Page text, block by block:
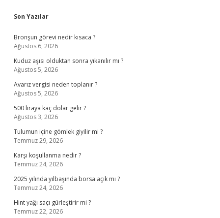
Sidebar
Son Yazılar
Bronşun görevi nedir kısaca ?
Ağustos 6, 2026
Kuduz aşısı olduktan sonra yıkanılır mı ?
Ağustos 5, 2026
Avarız vergisi neden toplanır ?
Ağustos 5, 2026
500 liraya kaç dolar gelir ?
Ağustos 3, 2026
Tulumun içine gömlek giyilir mi ?
Temmuz 29, 2026
Karşı koşullanma nedir ?
Temmuz 24, 2026
2025 yılında yılbaşında borsa açık mı ?
Temmuz 24, 2026
Hint yağı saçı gürleştirir mi ?
Temmuz 22, 2026